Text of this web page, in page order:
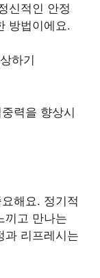
신적인 안정
방법이에요.
하기
력을 향상시
해요. 정기적
끼고 만나는
과 리프레시는